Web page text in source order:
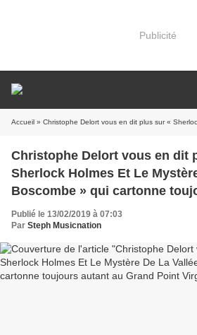
Publicité
Accueil » Christophe Delort vous en dit plus sur « Sherlock Holmes Et Le Mystère De La Vallée De
Christophe Delort vous en dit
Sherlock Holmes Et Le
Boscombe » qui cartonne
Grand Point Virgule !
Publié le 13/02/2019 à 07:03
Par Steph Musicnation